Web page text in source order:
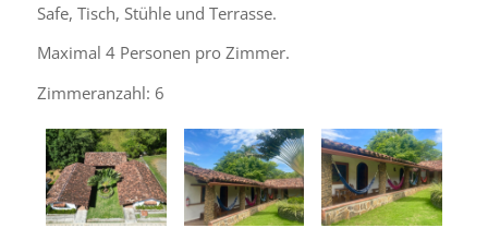
Safe, Tisch, Stühle und Terrasse.
Maximal 4 Personen pro Zimmer.
Zimmeranzahl: 6